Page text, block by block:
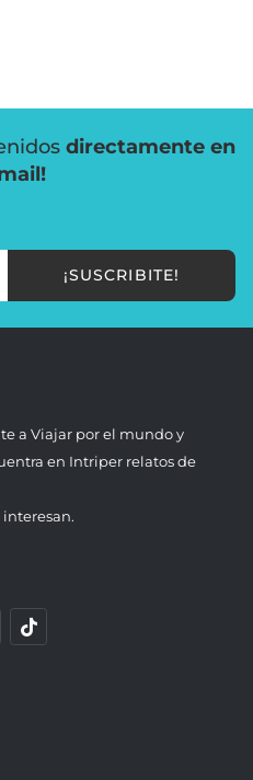
directamente en
¡SUSCRIBITE!
a Viajar por el mundo y
en Intriper relatos de